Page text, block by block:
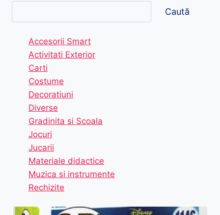
Caută
Accesorii Smart
Activitati Exterior
Carti
Costume
Decoratiuni
Diverse
Gradinita si Scoala
Jocuri
Jucarii
Materiale didactice
Muzica si instrumente
Rechizite